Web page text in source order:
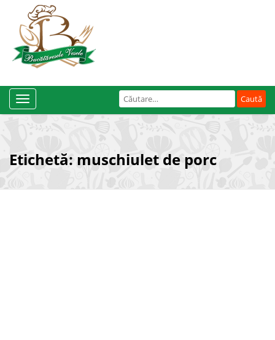
Caută
după:
Toggle
Navigation
Etichetă: muschiulet de porc